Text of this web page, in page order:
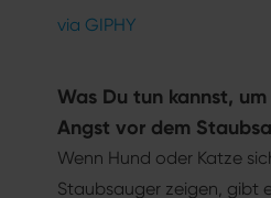
via GIPHY
Was Du tun kannst,
Angst vor dem
Wenn Hund oder Katze
Staubsauger zeigen, gibt